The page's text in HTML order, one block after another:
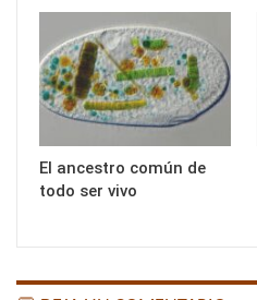
El ancestro común de
todo ser vivo